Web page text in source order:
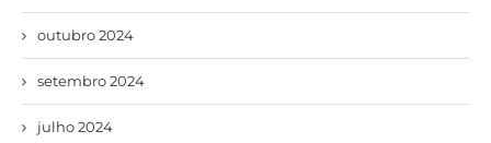
outubro 2024
setembro 2024
julho 2024